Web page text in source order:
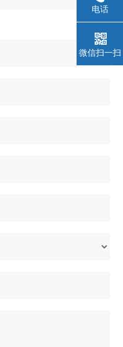
电话
微信扫一扫